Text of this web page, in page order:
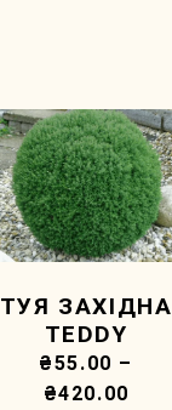
ТУЯ ЗАХІДНА
TEDDY
₴55.00 –
₴420.00